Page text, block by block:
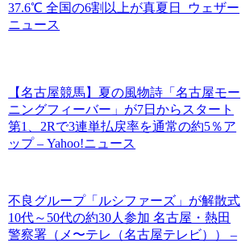
37.6℃ 全国の6割以上が真夏日 ウェザー
ニュース
【名古屋競馬】夏の風物詩「名古屋モー
ニングフィーバー」が7日からスタート
第1、2Rで3連単払戻率を通常の約5％ア
ップ – Yahoo!ニュース
不良グループ「ルシファーズ」が解散式
10代～50代の約30人参加 名古屋・熱田
警察署（メ〜テレ（名古屋テレビ）） –